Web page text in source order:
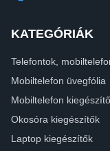
KATEGÓRIÁK
Telefontok,
Mobiltelefon üvegfólia
Mobiltelefon
Okosóra kiegészítők
Laptop kiegészítők